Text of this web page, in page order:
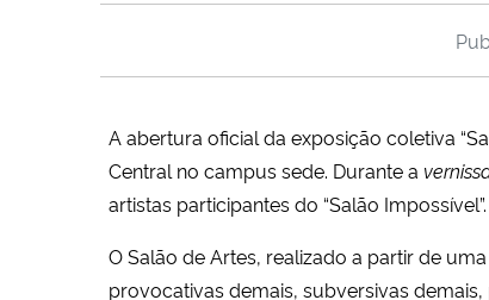
A abertura oficial da exposição coletiva
Central no campus sede. Durante a
artistas participantes do “Salão Impossível”.
O Salão de Artes, realizado a partir de
provocativas demais, subversivas